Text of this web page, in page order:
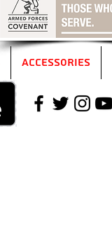
Accessories